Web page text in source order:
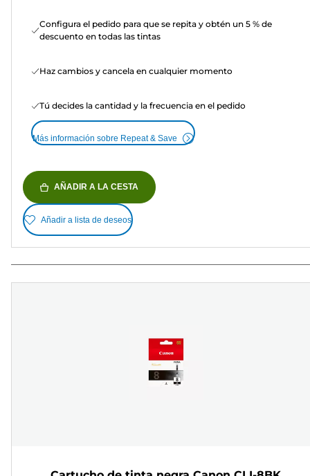
Configura el pedido para que se repita y obtén un 5 % de
descuento en todas las tintas
Haz cambios y cancela en cualquier momento
Tú decides la cantidad y la frecuencia en el pedido
Más información sobre Repeat & Save
AÑADIR A LA CESTA
Añadir a lista de deseos